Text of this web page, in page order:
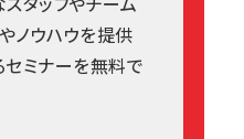
ノウハウを提供
セミナーを無料で